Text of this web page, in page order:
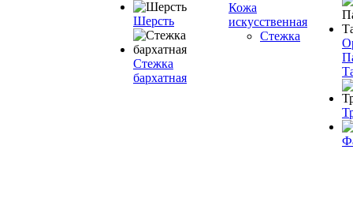
Шерсть
Стежка
бархатная
Кожа
искусственная
Стежка